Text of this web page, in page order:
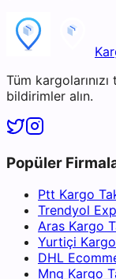
Tüm
bildirimler alın.
Popüler
Ptt Kargo
Trendyol
Aras Kargo
Yurtiçi
DHL
Mng Kargo